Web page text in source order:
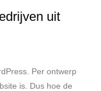
uit
Per ontwerp
is. Dus hoe de